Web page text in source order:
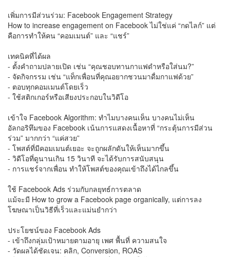
เพิ่มการมีส่วนร่วม: Facebook Engagement Strategy
How to increase engagement on Facebook ไม่ใช่แค่ “กดไลก์” แต่
คือการทำให้คน “คอมเมนต์” และ “แชร์”
เทคนิคที่ได้ผล
- ตั้งคำถามปลายเปิด เช่น “คุณชอบทานกาแฟดำหรือใส่นม?”
- จัดกิจกรรม เช่น “แท็กเพื่อนที่คุณอยากชวนมาดื่มกาแฟด้วย”
- ตอบทุกคอมเมนต์โดยเร็ว
- ใช้สติกเกอร์หรือเสียงประกอบในวิดีโอ
เข้าใจ Facebook Algorithm: ทำไมบางคนเห็น บางคนไม่เห็น
อัลกอริทึมของ Facebook เน้นการแสดงเนื้อหาที่ “กระตุ้นการมีส่วน
ร่วม” มากกว่า “แค่สวย”
- โพสต์ที่มีคอมเมนต์เยอะ จะถูกผลักดันให้เห็นมากขึ้น
- วิดีโอที่ดูนานเกิน 15 วินาที จะได้รับการสนับสนุน
- การแชร์จากเพื่อน ทำให้โพสต์ของคุณเข้าถึงได้ไกลขึ้น
ใช้ Facebook Ads ร่วมกับกลยุทธ์การตลาด
แม้จะมี How to grow a Facebook page organically, แต่การลง
โฆษณาเป็นวิธีที่เร็วและแม่นยำกว่า
ประโยชน์ของ Facebook Ads
- เข้าถึงกลุ่มเป้าหมายตามอายุ เพศ พื้นที่ ความสนใจ
- วัดผลได้ชัดเจน: คลิก, Conversion, ROAS